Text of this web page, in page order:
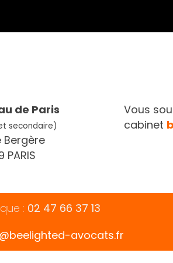
de Paris
secondaire)
Bergère
PARIS
Vous
cabinet
: 02 47 66 37 13
avocats.fr